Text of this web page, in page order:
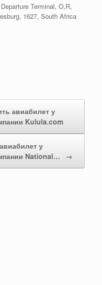
Terminal, O,R,
1627, South Africa
авиабилет у
Kulula.com
у
National…
→